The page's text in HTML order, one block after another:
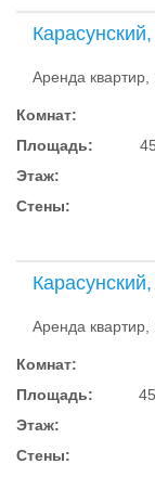
Аренда квартир,
Комнат:
Площадь:
Этаж:
Стены:
Аренда квартир,
Комнат:
Площадь:
Этаж:
Стены: